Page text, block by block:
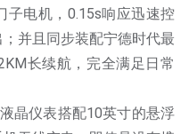
子电机，0.15s响应迅速控
并且同步装配宁德时代最
长续航，完全满足日常
晶仪表搭配10英寸的悬浮